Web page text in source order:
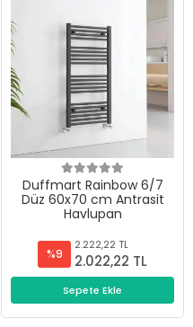
Duffmart Rainbow 6/7
Düz 60x70 cm Antrasit
Havlupan
%9
2.222,22 TL
2.022,22 TL
Sepete Ekle